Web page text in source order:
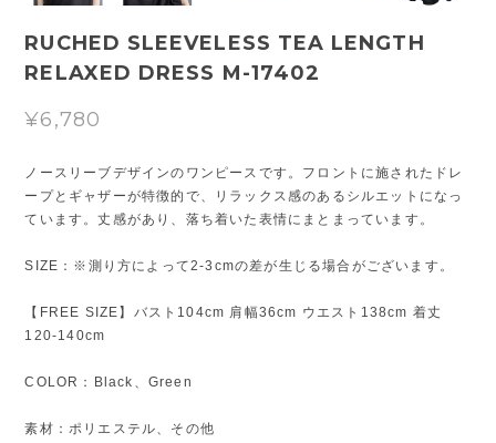
RUCHED SLEEVELESS TEA LENGTH
RELAXED DRESS M-17402
¥6,780
ノースリーブデザインのワンピースです。フロントに施されたドレ
ープとギャザーが特徴的で、リラックス感のあるシルエットになっ
ています。丈感があり、落ち着いた表情にまとまっています。
SIZE：※測り方によって2-3cmの差が生じる場合がございます。
【FREE SIZE】バスト104cm 肩幅36cm ウエスト138cm 着丈
120-140cm
COLOR：Black、Green
素材：ポリエステル、その他